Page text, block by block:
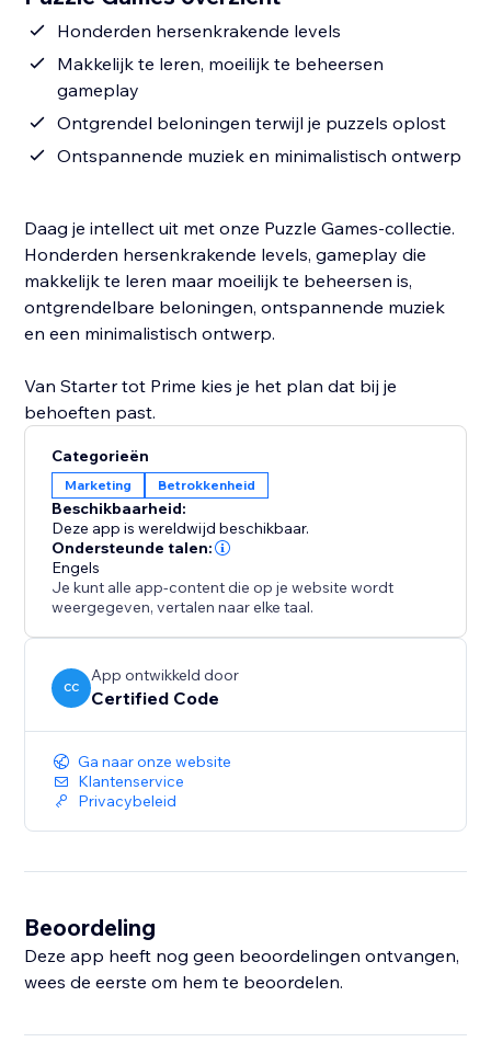
Honderden hersenkrakende levels
Makkelijk te leren, moeilijk te beheersen
gameplay
Ontgrendel beloningen terwijl je puzzels oplost
Ontspannende muziek en minimalistisch ontwerp
Daag je intellect uit met onze Puzzle Games-collectie.
Honderden hersenkrakende levels, gameplay die
makkelijk te leren maar moeilijk te beheersen is,
ontgrendelbare beloningen, ontspannende muziek
en een minimalistisch ontwerp.
Van Starter tot Prime kies je het plan dat bij je
behoeften past.
Categorieën
Marketing Betrokkenheid
Beschikbaarheid:
Deze app is wereldwijd beschikbaar.
Ondersteunde talen:
Engels
Je kunt alle app-content die op je website wordt
weergegeven, vertalen naar elke taal.
CC
App ontwikkeld door
Certified Code
Ga naar onze website
Klantenservice
Privacybeleid
Beoordeling
Deze app heeft nog geen beoordelingen ontvangen,
wees de eerste om hem te beoordelen.